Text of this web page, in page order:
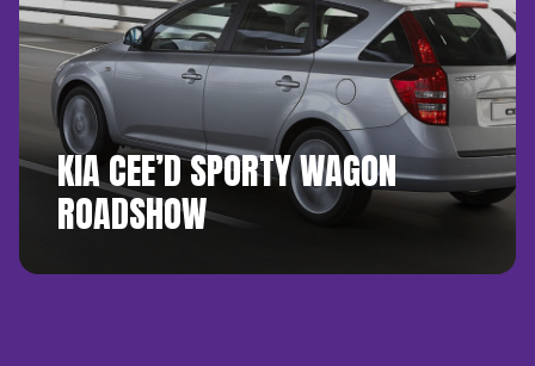
KIA CEE’D SPORTY WAGON
ROADSHOW